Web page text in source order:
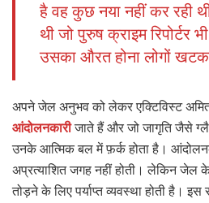
है वह कुछ नया नहीं कर रही
थी जो पुरुष क्राइम रिपोर्टर
उसका औरत होना लोगों
अपने जेल अनुभव को लेकर एक्टिविस्ट
आंदोलनकारीजाते हैं और जो जागृति जैसे
उनके आत्मिक बल में फ़र्क होता है।
अप्रत्याशित जगह नहीं होती। लेकिन जेल
तोड़ने के लिए पर्याप्त व्यवस्था होती है।